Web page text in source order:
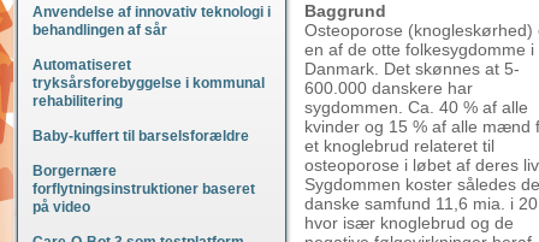
Anvendelse af innovativ teknologi i
behandlingen af sår
Automatiseret
tryksårsforebyggelse i kommunal
rehabilitering
Baby-kuffert til barselsforældre
Borgernære
forflytningsinstruktioner baseret
på video
Baggrund
Osteoporose (knogleskørhed)
en af de otte folkesygdomme i
Danmark. Det skønnes at 5-
600.000 danskere har
sygdommen. Ca. 40 % af alle
kvinder og 15 % af alle mænd
et knoglebrud relateret til
osteoporose i løbet af deres
Sygdommen koster således
danske samfund 11,6 mia. i
hvor især knoglebrud og de